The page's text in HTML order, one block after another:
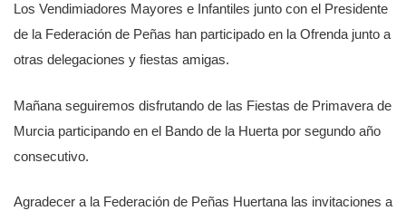
Los Vendimiadores Mayores e Infantiles junto con el Presidente
de la Federación de Peñas han participado en la Ofrenda junto a
otras delegaciones y fiestas amigas.
Mañana seguiremos disfrutando de las Fiestas de Primavera de
Murcia participando en el Bando de la Huerta por segundo año
consecutivo.
Agradecer a la Federación de Peñas Huertana las invitaciones a